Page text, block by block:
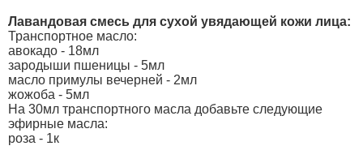
Лавандовая смесь для сухой увядающей кожи лица:
Транспортное масло:
авокадо - 18мл
зародыши пшеницы - 5мл
масло примулы вечерней - 2мл
жожоба - 5мл
На 30мл транспортного масла добавьте следующие
эфирные масла:
роза - 1к